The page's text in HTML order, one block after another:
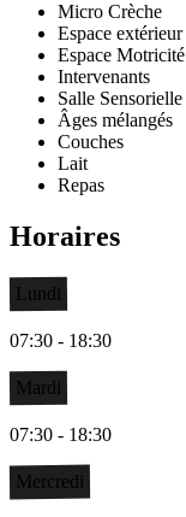
Micro Crèche
Espace extérieur
Espace Motricité
Intervenants
Salle Sensorielle
Âges mélangés
Couches
Lait
Repas
Horaires
Lundi
07:30 - 18:30
Mardi
07:30 - 18:30
Mercredi